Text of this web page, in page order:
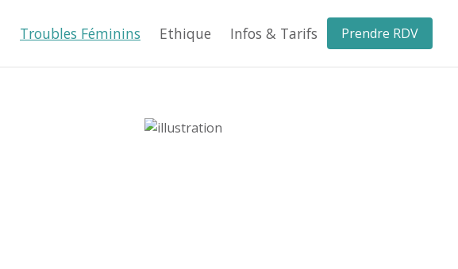
Troubles Féminins Ethique Infos & Tarifs Prendre RDV